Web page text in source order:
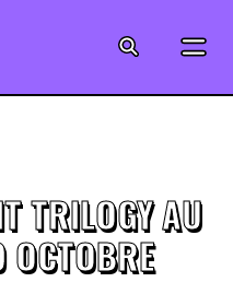
TRILOGY AU
OCTOBRE